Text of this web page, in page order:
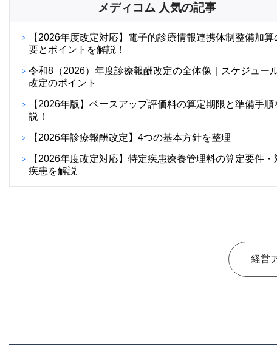
メディコム 人気の記事
【2026年度改定対応】電子的診療情報連携体制整備加算
要とポイントを解説！
令和8（2026）年度診療報酬改定の全体像｜スケジュー
改定のポイント
【2026年版】ベースアップ評価料の算定期限と準備手順
説！
【2026年診療報酬改定】4つの基本方針を整理
【2026年度改定対応】特定疾患療養管理料の算定要件・
疾患を解説
経営